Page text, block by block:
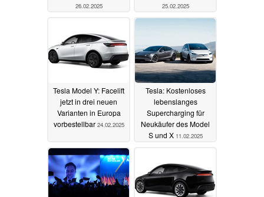
26.02.2025 25.02.2025
Tesla Model Y: Facelift
jetzt in drei neuen
Varianten in Europa
vorbestellbar 24.02.2025
Tesla: Kostenloses
lebenslanges
Supercharging für
Neukäufer des Model
S und X 11.02.2025